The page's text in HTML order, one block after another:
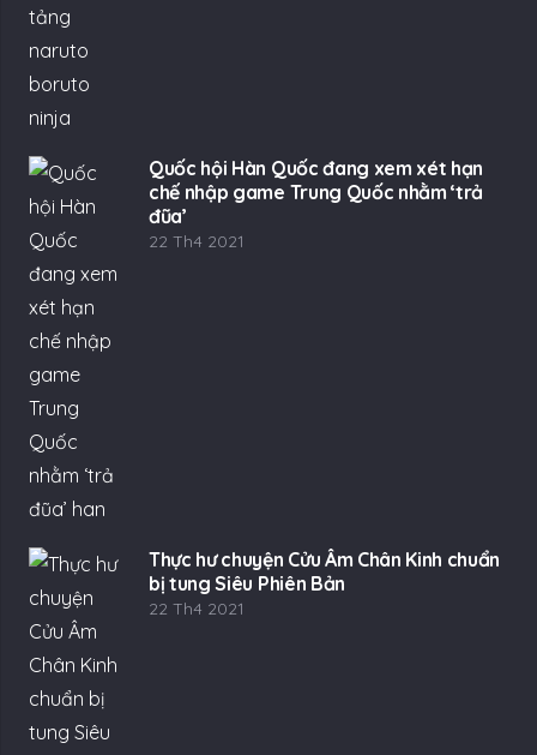
Quốc hội Hàn Quốc đang xem xét hạn
chế nhập game Trung Quốc nhằm ‘trả
đũa’
22 Th4 2021
Thực hư chuyện Cửu Âm Chân Kinh chuẩn
bị tung Siêu Phiên Bản
22 Th4 2021